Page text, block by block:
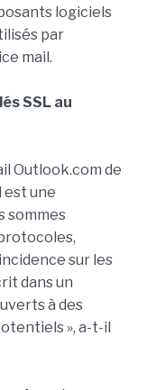
logiciels
par
mail.
SSL au
Outlook.com de
est une
sommes
sur les
dans un
à des
», a-t-il